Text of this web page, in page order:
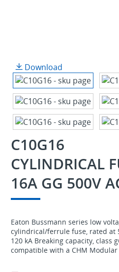
Download
C10G16
CYLINDRICAL
16A GG 500V
Eaton Bussmann series low
cylindrical/ferrule fuse, rated at
120 kA Breaking capacity, class
compatible with a CHM